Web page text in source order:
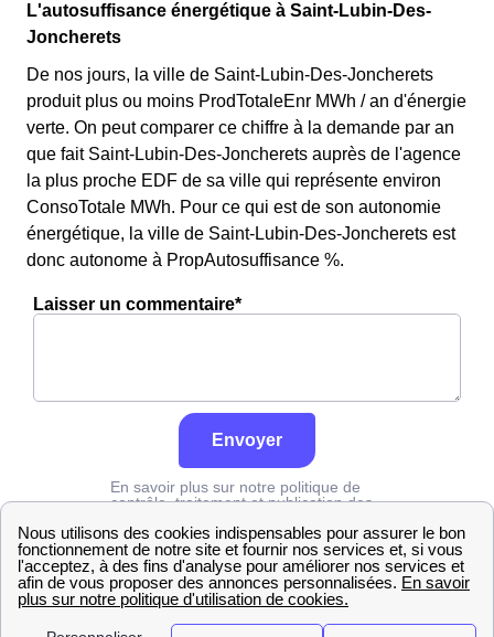
L'autosuffisance énergétique à Saint-Lubin-Des-
Joncherets
De nos jours, la ville de Saint-Lubin-Des-Joncherets
produit plus ou moins ProdTotaleEnr MWh / an d'énergie
verte. On peut comparer ce chiffre à la demande par an
que fait Saint-Lubin-Des-Joncherets auprès de l'agence
la plus proche EDF de sa ville qui représente environ
ConsoTotale MWh. Pour ce qui est de son autonomie
énergétique, la ville de Saint-Lubin-Des-Joncherets est
donc autonome à PropAutosuffisance %.
Laisser un commentaire*
Envoyer
En savoir plus sur notre politique de
contrôle, traitement et publication des
Edf Eure-et-Loir Saint-Lubin-Des-Joncherets